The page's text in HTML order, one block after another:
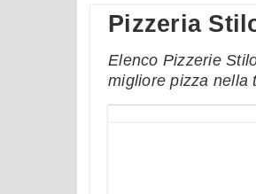
Pizzeria
Elenco Pizzerie
migliore pizza nella